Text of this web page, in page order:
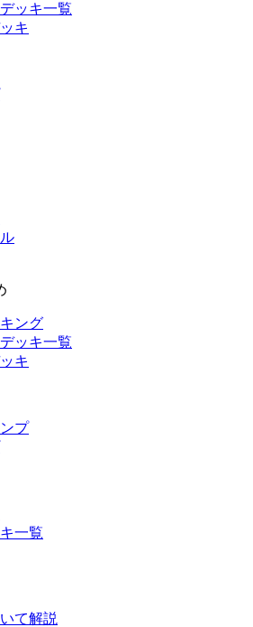
ッキ一覧
キ
ング
ッキ一覧
キ
プ
一覧
て解説